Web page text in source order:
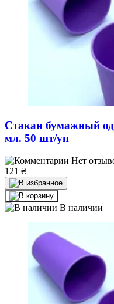
Стакан бумажный
мл. 50 шт/уп
Нет
121 ₴
В наличии